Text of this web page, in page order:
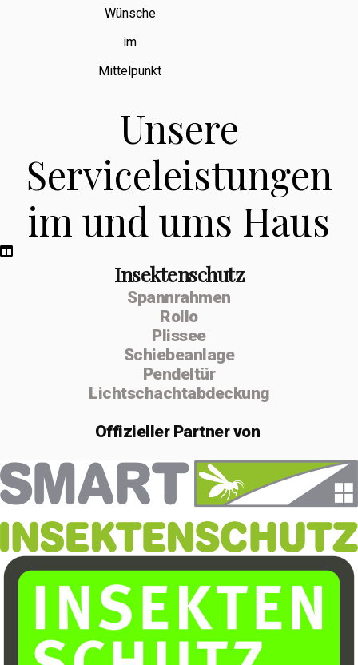
Wünsche
im
Mittelpunkt
Unsere
Serviceleistungen
im und ums Haus
Insektenschutz
Spannrahmen
Rollo
Plissee
Schiebeanlage
Pendeltür
Lichtschachtabdeckung
OffiziellerPartner von